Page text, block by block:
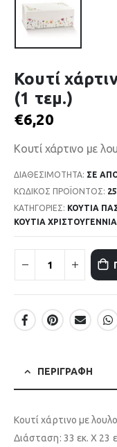
Κουτί
(1 τεμ.)
€6,20
Κουτί χάρτινο με
ΔΙΑΘΕΣΙΜΌΤΗΤΑ: ΣΕ
ΚΩΔΙΚΌΣ ΠΡΟΪΌΝΤΟΣ:
ΚΑΤΗΓΟΡΊΕΣ: ΚΟΥΤΙΑ
ΚΟΥΤΙΑ
ΠΕΡΙΓΡΑΦΉ
Κουτί χάρτινο με
Διάσταση: 33 εκ. Χ 23